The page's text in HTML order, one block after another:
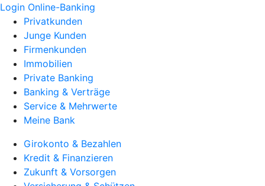
Login Online-Banking
Privatkunden
Junge Kunden
Firmenkunden
Immobilien
Private Banking
Banking & Verträge
Service & Mehrwerte
Meine Bank
Girokonto & Bezahlen
Kredit & Finanzieren
Zukunft & Vorsorgen